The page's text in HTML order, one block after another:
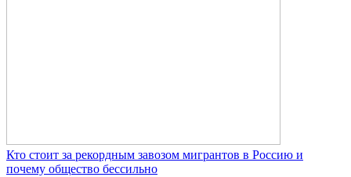
Кто стоит за рекордным завозом мигрантов в Россию и
почему общество бессильно